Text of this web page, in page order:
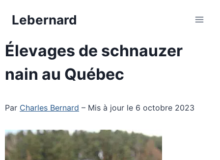
contenu
Lebernard
Élevages de schnauzer
nain au Québec
Par Charles Bernard – Mis à jour le 6 octobre 2023